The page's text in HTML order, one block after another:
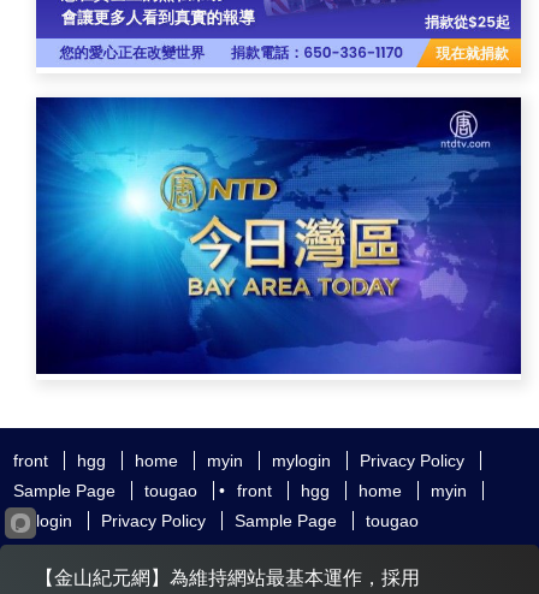
front hgg home myin mylogin
Privacy Policy
Sample Page
tougao • front hgg home
myin
mylogin
Privacy Policy Sample Page tougao
友好鏈接 追查國際 新唐人電視
神韻藝術團
【金山紀元網】為維持網站最基本運作，採用